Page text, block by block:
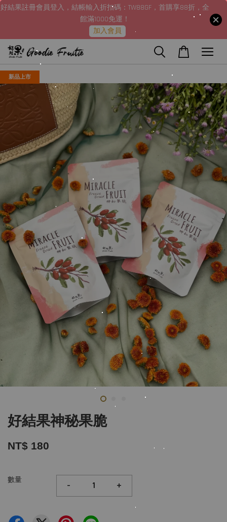
好結果註冊會員登入，結帳輸入折扣碼：TW88GF，首購享88折，全
館滿1000免運！
加入會員
新品上市
好結果神秘果脆
NT$ 180
數量 - +